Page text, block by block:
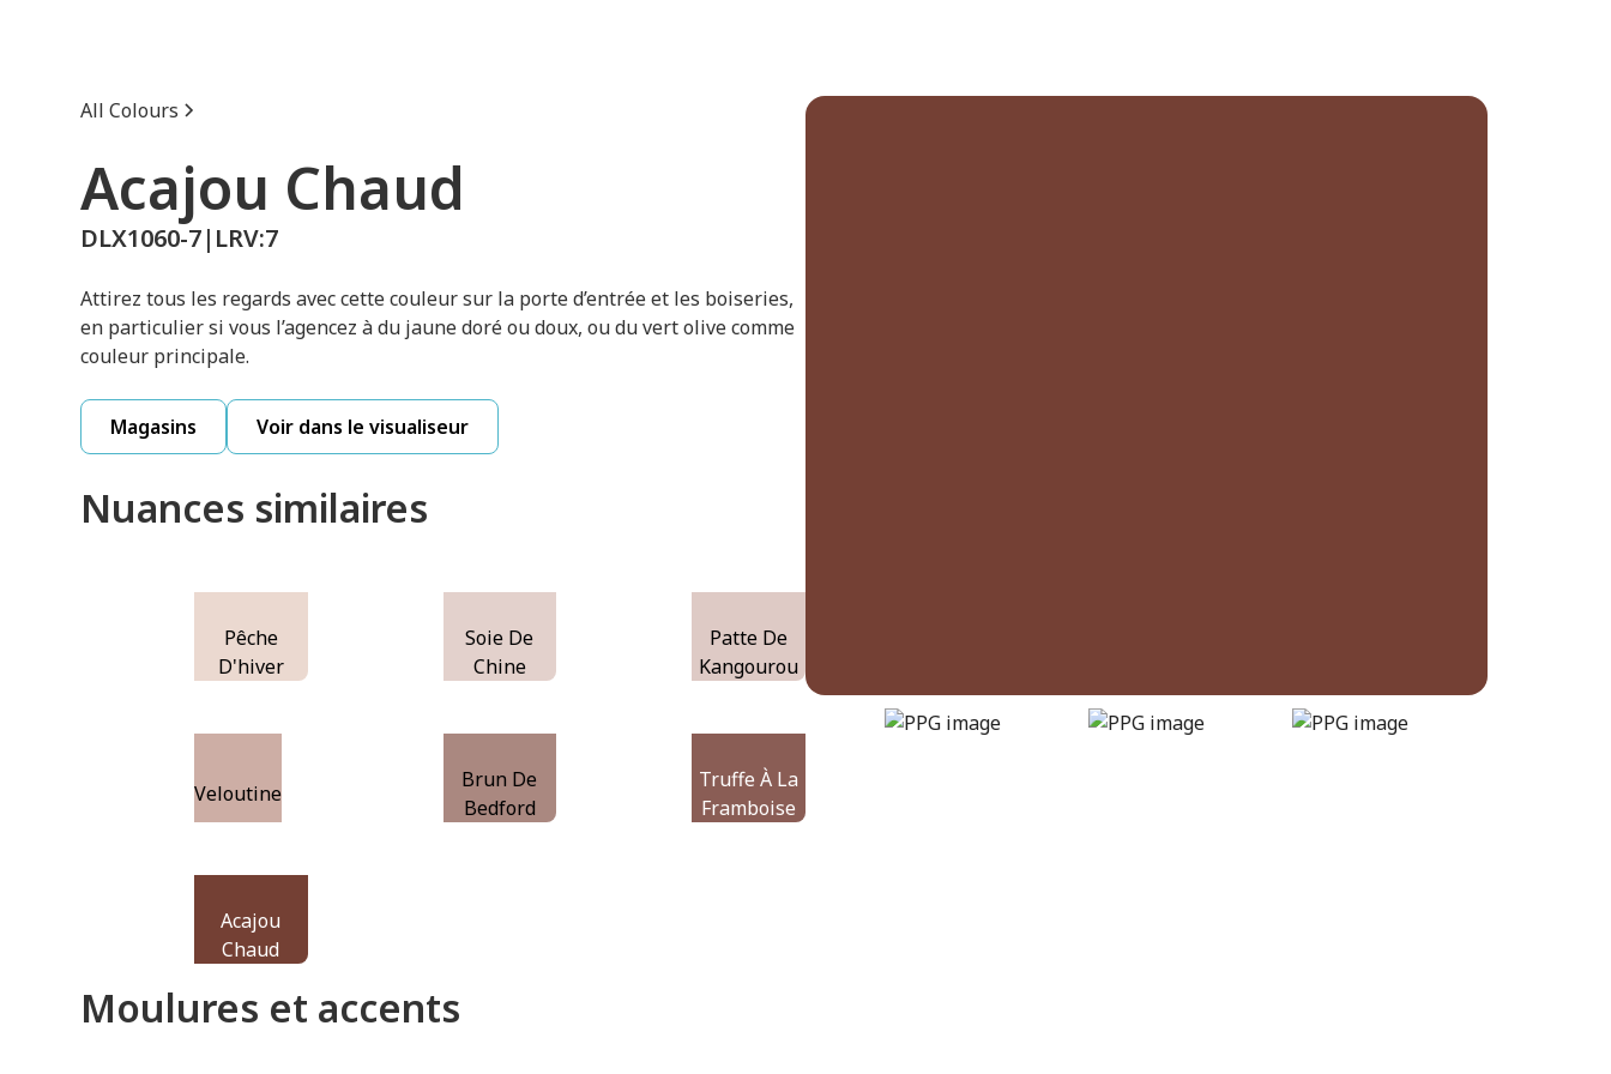
All Colours
Acajou Chaud
DLX1060-7| LRV:7
Attirez tous les regards avec cette couleur sur la porte d’entrée et les boiseries,
en particulier si vous l’agencez à du jaune doré ou doux, ou du vert olive comme
couleur principale.
Magasins Voir dans le visualiseur
Nuances similaires
Pêche
D'hiver
Soie De
Chine
Patte De
Kangourou
Veloutine
Brun De
Bedford
Truffe À La
Framboise
Acajou
Chaud
Moulures et accents
warm-mahogany